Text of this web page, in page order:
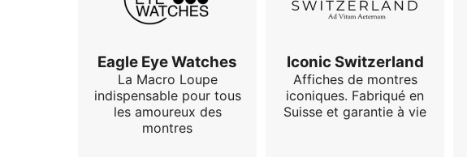
Eagle Eye Watches
La Macro Loupe
indispensable pour tous
les amoureux des
montres
Iconic Switzerland
Affiches de montres
iconiques. Fabriqué en
Suisse et garantie à vie